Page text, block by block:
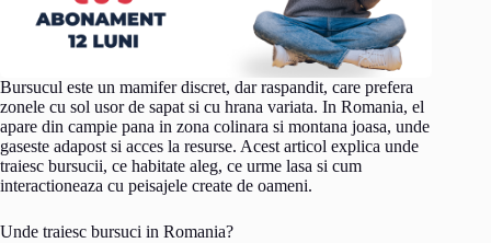
Bursucul este un mamifer discret, dar raspandit, care prefera
zonele cu sol usor de sapat si cu hrana variata. In Romania, el
apare din campie pana in zona colinara si montana joasa, unde
gaseste adapost si acces la resurse. Acest articol explica unde
traiesc bursucii, ce habitate aleg, ce urme lasa si cum
interactioneaza cu peisajele create de oameni.
Unde traiesc bursuci in Romania?